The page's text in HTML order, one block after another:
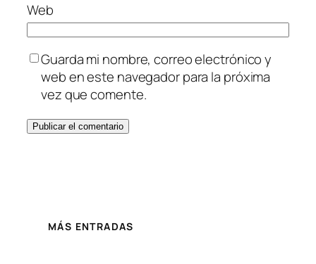
Web
Guarda mi nombre, correo electrónico y
web en este navegador para la próxima
vez que comente.
MÁS ENTRADAS